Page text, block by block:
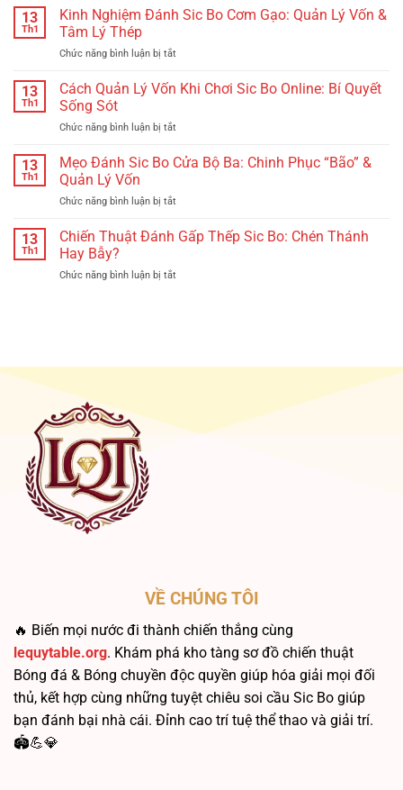
Chơi
Nhất:
Thắng
13
Th1
Kinh Nghiệm Đánh Sic Bo Cơm Gạo: Quản Lý Vốn &
Tâm Lý Thép
Chức năng bình luận bị tắt
Nghiệm
Gạo:
Tâm
13
Th1
Cách Quản Lý Vốn Khi Chơi Sic Bo Online: Bí Quyết
Sống Sót
Chức năng bình luận bị tắt
Quản
Sic
13
Th1
Mẹo Đánh Sic Bo Cửa Bộ Ba: Chinh Phục “Bão” &
Quản Lý Vốn
Chức năng bình luận bị tắt
Đánh
&
13
Th1
Chiến Thuật Đánh Gấp Thếp Sic Bo: Chén Thánh
Hay Bẫy?
Chức năng bình luận bị tắt
Sic
VỀ CHÚNG TÔI
🔥 Biến mọi nước đi thành chiến thắng cùng
lequytable.org. Khám phá kho tàng sơ đồ chiến thuật
Bóng đá & Bóng chuyền độc quyền giúp hóa giải mọi đối
thủ, kết hợp cùng những tuyệt chiêu soi cầu Sic Bo giúp
bạn đánh bại nhà cái. Đỉnh cao trí tuệ thể thao và giải trí.
🏟️💪💎